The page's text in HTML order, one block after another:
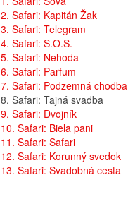
2. Safari: Kapitán Žak
3. Safari: Telegram
4. Safari: S.O.S.
5. Safari: Nehoda
6. Safari: Parfum
7. Safari: Podzemná chodba
8. Safari: Tajná svadba
9. Safari: Dvojník
10. Safari: Biela pani
11. Safari: Safari
12. Safari: Korunný svedok
13. Safari: Svadobná cesta